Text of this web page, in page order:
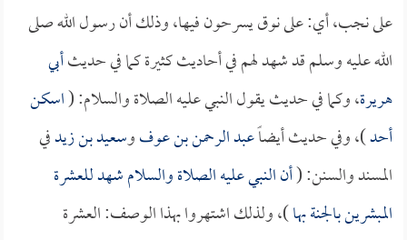
على نجب، أي: على نوق يسرحون فيها، وذلك أن رسول الله صلى
الله عليه وسلم قد شهد لهم في أحاديث كثيرة كما في حديثأبي
هريرة، وكما في حديث يقول النبي عليه الصلاة والسلام: (اسكن
أحد)، وفي حديث أيضاًعبد الرحمن بن عوفوسعيد بن زيدفي
المسند والسنن: (أن النبي عليه الصلاة والسلام شهد للعشرة
المبشرين بالجنة بها)، ولذلك اشتهروا بهذا الوصف: العشرة